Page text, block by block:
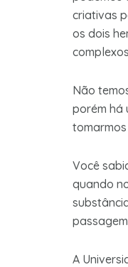
criativas
os dois
Não
porém há
Você
quando
A